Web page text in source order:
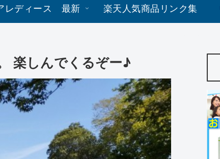
レディース 最新 楽天人気商品リンク集
楽しんでくるぞー♪